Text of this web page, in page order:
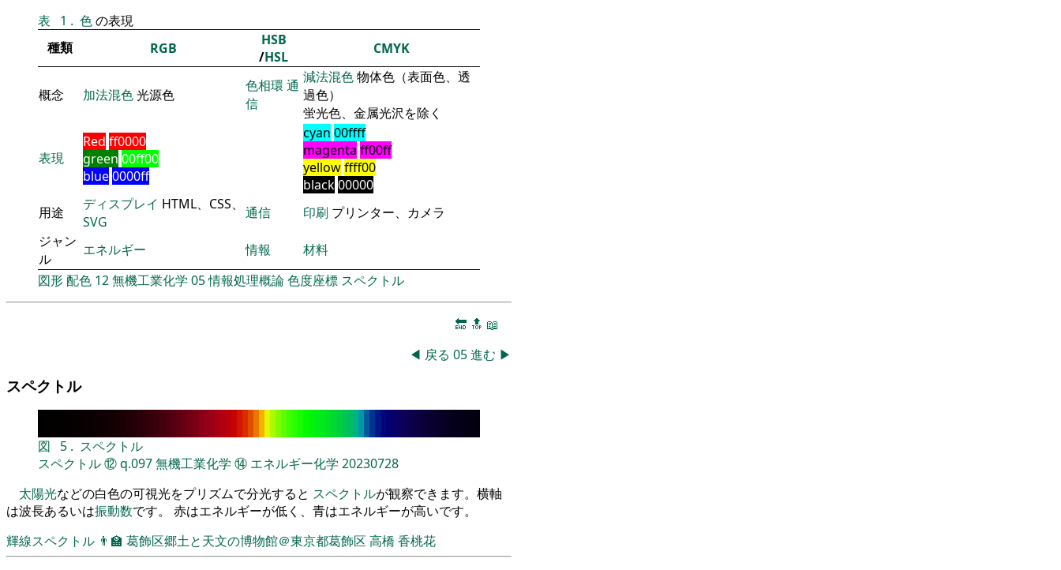
表
1 . 色の表現
種類
RGB
HSB
/HSL CMYK
概念 加法混色光源色
色相環 通
信
減法混色物体色（表面色、透
過色）
蛍光色、金属光沢を除く
表現
Red ff0000
green 00ff00
blue0000ff
cyan 00ffff
magenta ff00ff
yellowffff00
black00000
用途
ディスプレイ HTML、CSS、
SVG
通信 印刷 プリンター、カメラ
ジャン
ル
エネルギー 情報
材料
図形配色 12無機工業化学 05情報処理概論色度座標 スペクトル
🔚 🔝 📖
◀ 戻る 05進む ▶
スペクトル
図 5 . スペクトル
スペクトル⑫q.097無機工業化学 ⑭ エネルギー化学 20230728
太陽光などの白色の可視光をプリズムで分光すると スペクトルが観察できます。横軸
は波長あるいは振動数です。 赤はエネルギーが低く、青はエネルギーが高いです。
輝線スペクトル 👨‍🏫 葛飾区郷土と天文の博物館＠東京都葛飾区 高橋 香桃花